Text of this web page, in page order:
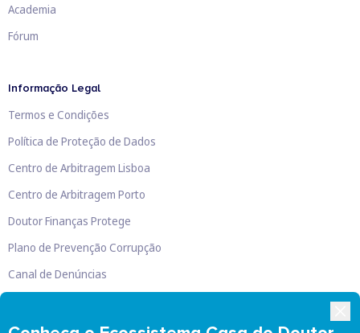
Academia
Fórum
Informação Legal
Termos e Condições
Política de Proteção de Dados
Centro de Arbitragem Lisboa
Centro de Arbitragem Porto
Doutor Finanças Protege
Plano de Prevenção Corrupção
Canal de Denúncias